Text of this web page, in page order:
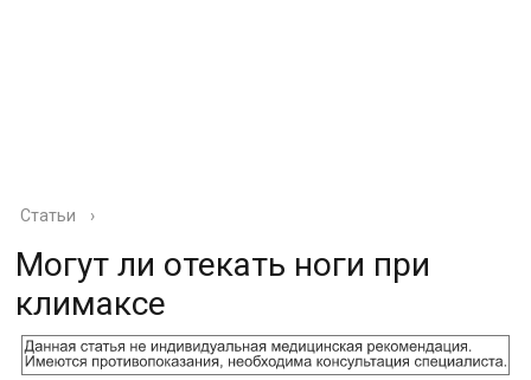
Статьи ›
Могут ли отекать ноги при
климаксе